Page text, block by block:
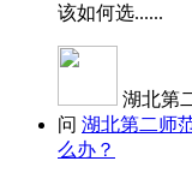
该如何选......
湖北第
问 湖北第二师
么办？